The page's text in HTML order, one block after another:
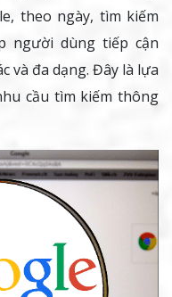
theo ngày, tìm kiếm
người dùng tiếp cận
và đa dạng. Đây là lựa
cầu tìm kiếm thông